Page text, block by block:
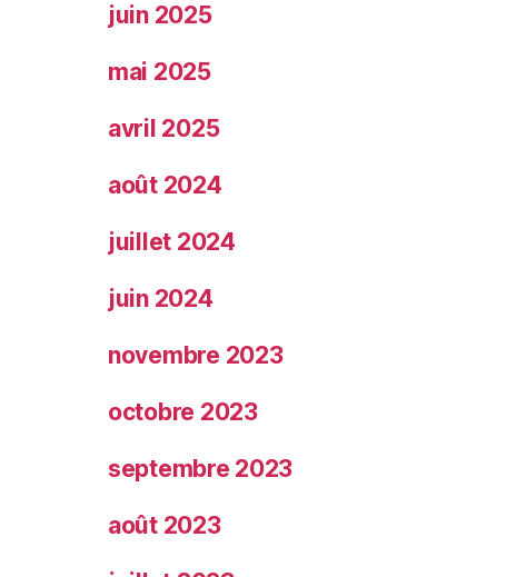
juin 2025
mai 2025
avril 2025
août 2024
juillet 2024
juin 2024
novembre 2023
octobre 2023
septembre 2023
août 2023